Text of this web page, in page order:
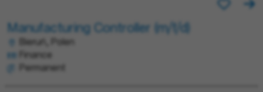
Manufacturing Controller (m/f/d)
Bieruń, Polen
Finance
Permanent